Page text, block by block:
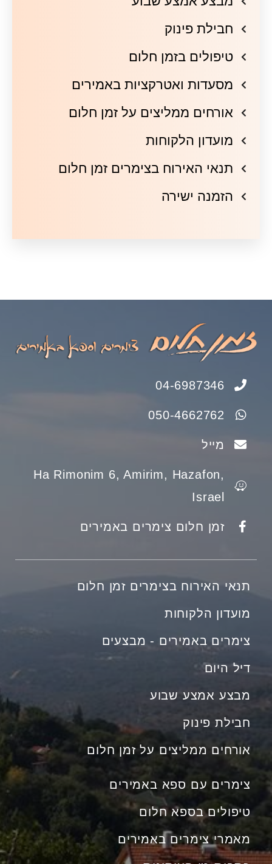
חבילת פינוק
טיפולים בזמן חלום
מסעדות ואטרקציות באמירים
אורחים ממליצים על זמן חלום
מועדון הלקוחות
תנאי האירוח בצימרים זמן חלום
הזמנה ישירה
04-6987346
050-4662762
מייל
Ha Rimonim 6, Amirim, Hazafon,
Israel
זמן חלום צימרים באמירים
תנאי האירוח בצימרים זמן חלום
מועדון הלקוחות
צימרים באמירים - מבצעים
דיל היום
מבצע אמצע שבוע
חבילת פינוק
אורחים ממליצים על זמן חלום
צימרים עם ספא באמירים
טיפולים בספא חלום
מאמרי צימרים באמירים